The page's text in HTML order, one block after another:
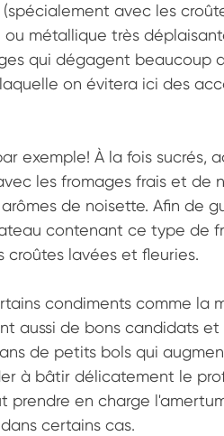
avec les
ou métallique très
qui dégagent beaucoup
on évitera ici des
exemple! À la fois sucrés,
les fromages frais et de
de noisette. Afin de
contenant ce type de
lavées et fleuries.
condiments comme la
aussi de bons candidats
de petits bols qui
à bâtir délicatement le
prendre en charge
certains cas.